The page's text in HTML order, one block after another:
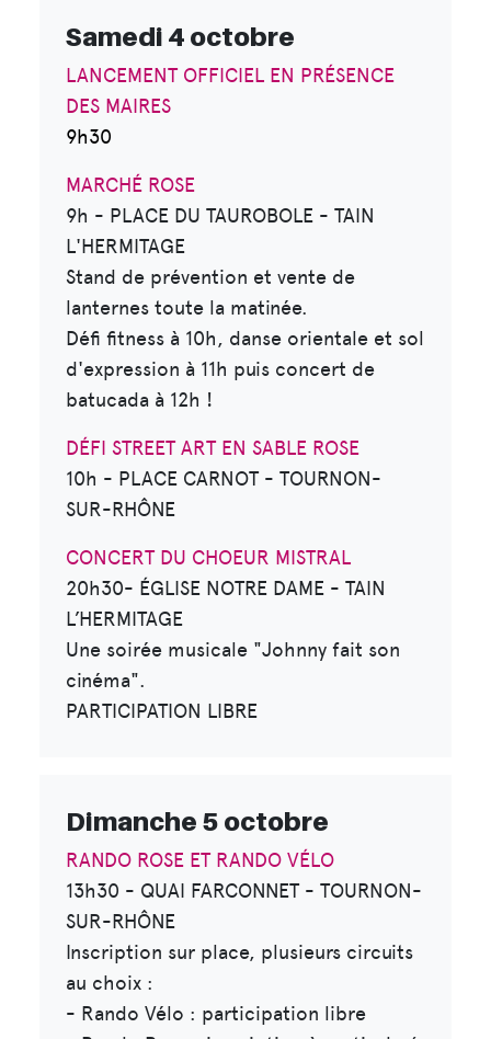
Samedi 4 octobre
LANCEMENT OFFICIEL EN PRÉSENCE
DES MAIRES
9h30
MARCHÉ ROSE
9h - PLACE DU TAUROBOLE - TAIN
L'HERMITAGE
Stand de prévention et vente de
lanternes toute la matinée.
Défi fitness à 10h, danse orientale et sol
d'expression à 11h puis concert de
batucada à 12h !
DÉFI STREET ART EN SABLE ROSE
10h - PLACE CARNOT - TOURNON-
SUR-RHÔNE
CONCERT DU CHOEUR MISTRAL
20h30- ÉGLISE NOTRE DAME - TAIN
L’HERMITAGE
Une soirée musicale "Johnny fait son
cinéma".
PARTICIPATION LIBRE
Dimanche 5 octobre
RANDO ROSE ET RANDO VÉLO
13h30 - QUAI FARCONNET - TOURNON-
SUR-RHÔNE
Inscription sur place, plusieurs circuits
au choix :
- Rando Vélo : participation libre